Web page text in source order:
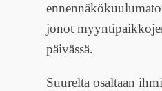
jonot
päivässä.
Suurelta osaltaan